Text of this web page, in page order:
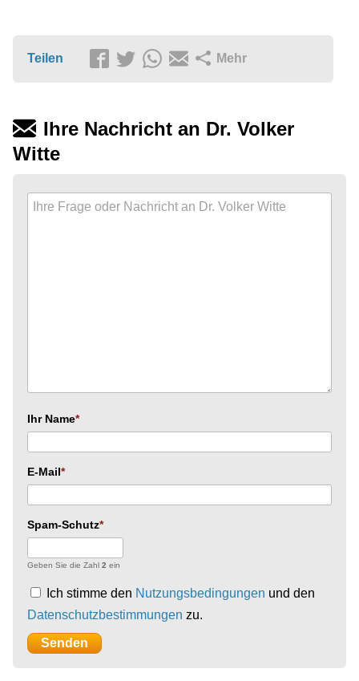
Teilen Mehr
Ihre Nachricht an Dr. Volker
Witte
Ihr Name
E-Mail
Spam-Schutz
Geben Sie die Zahl 2 ein
Ich stimme den Nutzungsbedingungen und den
Datenschutzbestimmungen zu.